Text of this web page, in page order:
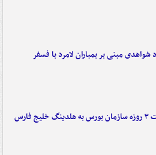
شواهدی مبنی بر بمباران لامرد با فسفر
فارس